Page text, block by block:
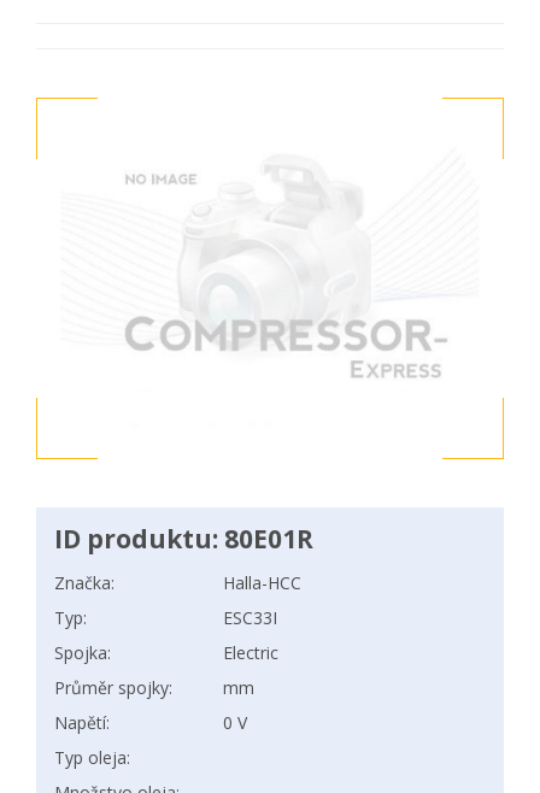
ID produktu: 80E01R
Značka:
Halla-HCC
Typ:
ESC33I
Spojka:
Electric
Průměr spojky:
mm
Napětí:
0 V
Typ oleja: